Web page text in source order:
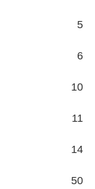
5
6
10
11
14
50